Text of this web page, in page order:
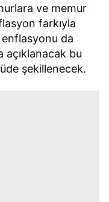
ve memur
farkıyla
enflasyonu da
açıklanacak bu
şekillenecek.